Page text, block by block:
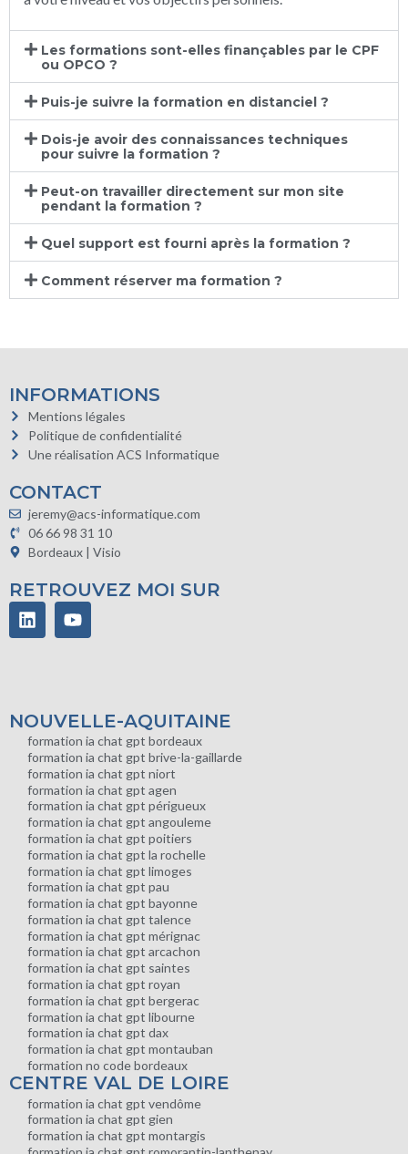
Les formations sont-elles finançables par le CPF
ou OPCO ?
Puis-je suivre la formation en distanciel ?
Dois-je avoir des connaissances techniques
pour suivre la formation ?
Peut-on travailler directement sur mon site
pendant la formation ?
Quel support est fourni après la formation ?
Comment réserver ma formation ?
INFORMATIONS
Mentions légales
Politique de confidentialité
Une réalisation ACS Informatique
CONTACT
jeremy@acs-informatique.com
06 66 98 31 10
Bordeaux | Visio
RETROUVEZ MOI SUR
NOUVELLE-AQUITAINE
formation ia chat gpt bordeaux
formation ia chat gpt brive-la-gaillarde
formation ia chat gpt niort
formation ia chat gpt agen
formation ia chat gpt périgueux
formation ia chat gpt angouleme
formation ia chat gpt poitiers
formation ia chat gpt la rochelle
formation ia chat gpt limoges
formation ia chat gpt pau
formation ia chat gpt bayonne
formation ia chat gpt talence
formation ia chat gpt mérignac
formation ia chat gpt arcachon
formation ia chat gpt saintes
formation ia chat gpt royan
formation ia chat gpt bergerac
formation ia chat gpt libourne
formation ia chat gpt dax
formation ia chat gpt montauban
formation no code bordeaux
CENTRE VAL DE LOIRE
formation ia chat gpt vendôme
formation ia chat gpt gien
formation ia chat gpt montargis